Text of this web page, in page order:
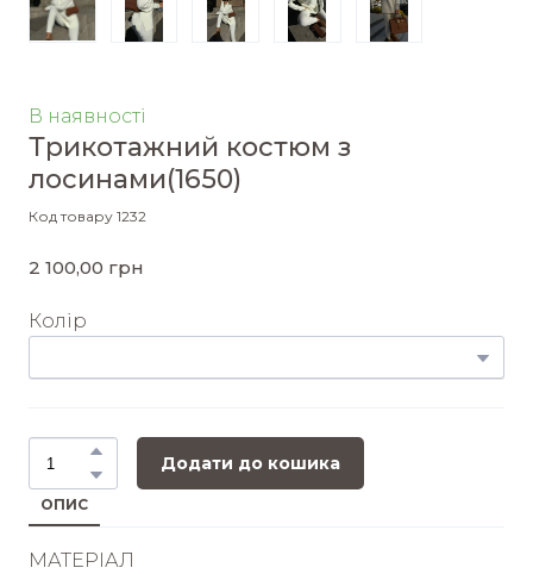
В наявності
Трикотажний костюм з
лосинами(1650)
Код товару 1232
2 100,00 грн
Колір
Додати до кошика
ОПИС
МАТЕРІАЛ